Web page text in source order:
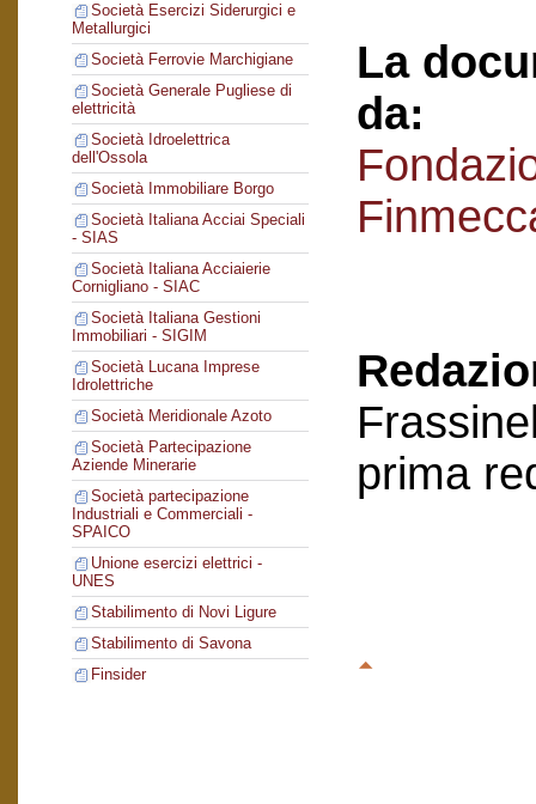
Società Esercizi Siderurgici e
Metallurgici
Società Ferrovie Marchigiane
Società Generale Pugliese di
elettricità
Società Idroelettrica
dell'Ossola
Società Immobiliare Borgo
Società Italiana Acciai Speciali
- SIAS
Società Italiana Acciaierie
Cornigliano - SIAC
Società Italiana Gestioni
Immobiliari - SIGIM
Società Lucana Imprese
Idrolettriche
Società Meridionale Azoto
Società Partecipazione
Aziende Minerarie
Società partecipazione
Industriali e Commerciali -
SPAICO
Unione esercizi elettrici -
UNES
Stabilimento di Novi Ligure
Stabilimento di Savona
Finsider
La
da:
prima